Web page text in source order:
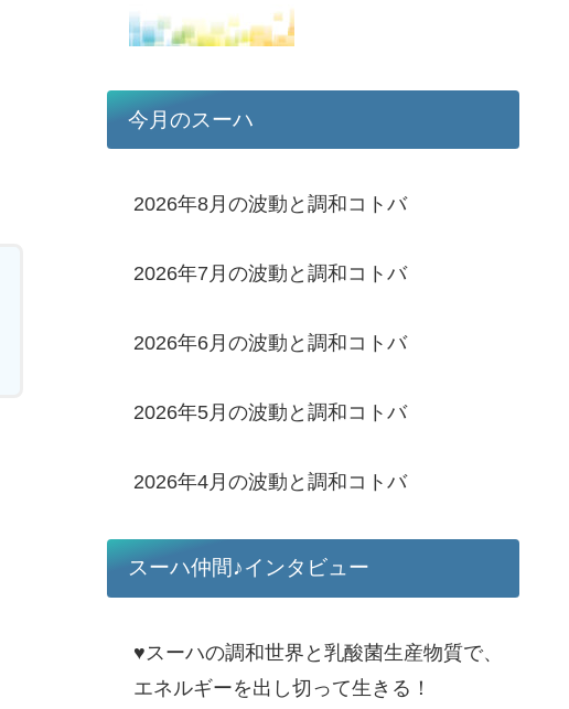
今月のスーハ
2026年8月の波動と調和コトバ
2026年7月の波動と調和コトバ
2026年6月の波動と調和コトバ
2026年5月の波動と調和コトバ
2026年4月の波動と調和コトバ
スーハ仲間♪インタビュー
♥スーハの調和世界と乳酸菌生産物質で、
エネルギーを出し切って生きる！